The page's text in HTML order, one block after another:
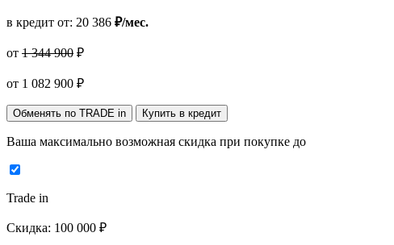
в кредит от: 20 386 ₽/мес.
от 1 344 900 ₽
от 1 082 900 ₽
Обменять по TRADE in Купить в кредит
Ваша максимально возможная скидка при покупке до
Trade in
Скидка: 100 000 ₽